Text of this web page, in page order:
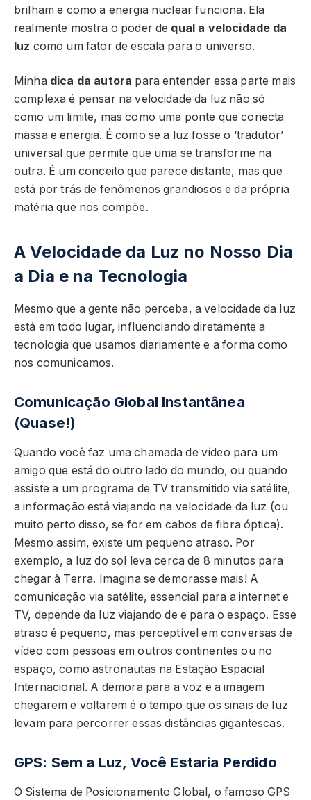
brilham e como a energia nuclear funciona. Ela
realmente mostra o poder de qual a velocidade da
luz como um fator de escala para o universo.
Minha dica da autora para entender essa parte mais
complexa é pensar na velocidade da luz não só
como um limite, mas como uma ponte que conecta
massa e energia. É como se a luz fosse o ‘tradutor’
universal que permite que uma se transforme na
outra. É um conceito que parece distante, mas que
está por trás de fenômenos grandiosos e da própria
matéria que nos compõe.
A Velocidade da Luz no Nosso Dia
a Dia e na Tecnologia
Mesmo que a gente não perceba, a velocidade da luz
está em todo lugar, influenciando diretamente a
tecnologia que usamos diariamente e a forma como
nos comunicamos.
Comunicação Global Instantânea
(Quase!)
Quando você faz uma chamada de vídeo para um
amigo que está do outro lado do mundo, ou quando
assiste a um programa de TV transmitido via satélite,
a informação está viajando na velocidade da luz (ou
muito perto disso, se for em cabos de fibra óptica).
Mesmo assim, existe um pequeno atraso. Por
exemplo, a luz do sol leva cerca de 8 minutos para
chegar à Terra. Imagina se demorasse mais! A
comunicação via satélite, essencial para a internet e
TV, depende da luz viajando de e para o espaço. Esse
atraso é pequeno, mas perceptível em conversas de
vídeo com pessoas em outros continentes ou no
espaço, como astronautas na Estação Espacial
Internacional. A demora para a voz e a imagem
chegarem e voltarem é o tempo que os sinais de luz
levam para percorrer essas distâncias gigantescas.
GPS: Sem a Luz, Você Estaria Perdido
O Sistema de Posicionamento Global, o famoso GPS